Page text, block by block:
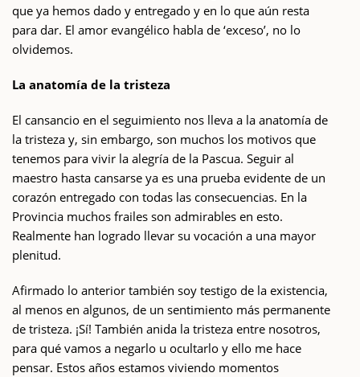
que ya hemos dado y entregado y en lo que aún resta
para dar. El amor evangélico habla de ‘exceso’, no lo
olvidemos.
La anatomía de la tristeza
El cansancio en el seguimiento nos lleva a la anatomía de
la tristeza y, sin embargo, son muchos los motivos que
tenemos para vivir la alegría de la Pascua. Seguir al
maestro hasta cansarse ya es una prueba evidente de un
corazón entregado con todas las consecuencias. En la
Provincia muchos frailes son admirables en esto.
Realmente han logrado llevar su vocación a una mayor
plenitud.
Afirmado lo anterior también soy testigo de la existencia,
al menos en algunos, de un sentimiento más permanente
de tristeza. ¡Sí! También anida la tristeza entre nosotros,
para qué vamos a negarlo u ocultarlo y ello me hace
pensar. Estos años estamos viviendo momentos